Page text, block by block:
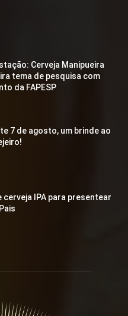
Cerveja Manipueira
tema de pesquisa com
da FAPESP
7 de agosto, um brinde ao
cerveja IPA para presentear